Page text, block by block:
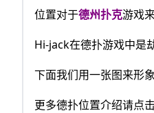
位置对于德州扑克游戏
Hi-jack在德扑游戏中是
下面我们用一张图来形
更多德扑位置介绍请